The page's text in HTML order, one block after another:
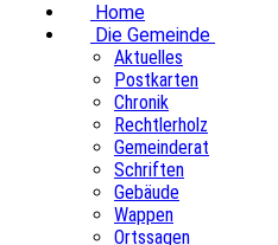
Home
Die Gemeinde
Aktuelles
Postkarten
Chronik
Rechtlerholz
Gemeinderat
Schriften
Gebäude
Wappen
Ortssagen